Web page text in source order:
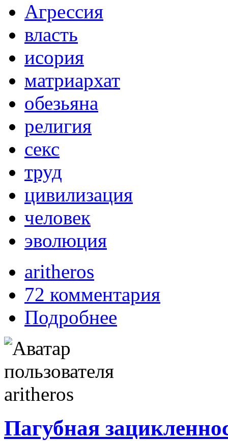
Агрессия
власть
исория
матриархат
обезьяна
религия
секс
труд
цивилизация
человек
эволюция
aritheros
72 комментария
Подробнее
Пагубная